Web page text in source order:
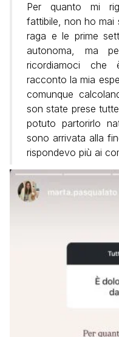
Per quanto mi
fattibile, non ho mai
raga e le prime
autonoma, ma
ricordiamoci
racconto la mia
comunque
son state prese
potuto partorirlo
sono arrivata alla
rispondevo più ai